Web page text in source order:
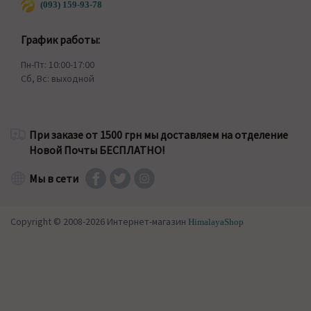
(093) 159-93-78
График работы:
Пн-Пт: 10:00-17:00
Сб, Вс: выходной
При заказе от 1500 грн мы доставляем на отделение
Новой Почты БЕСПЛАТНО!
Мы в сети
Copyright © 2008-2026 Интернет-магазин HimalayaShop